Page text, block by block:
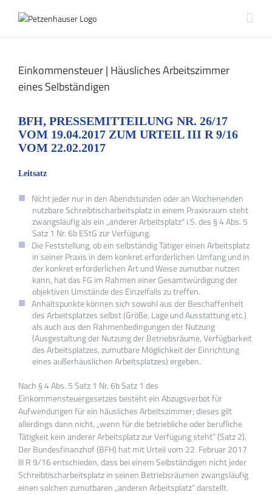
Inhalt
Einkommensteuer | Häusliches Arbeitszimmer
eines Selbständigen
BFH, PRESSEMITTEILUNG NR. 26/17
VOM 19.04.2017 ZUM URTEIL III R 9/16
VOM 22.02.2017
Leitsatz
Nicht jeder nur in den Abendstunden oder an Wochenenden
nutzbare Schreibtischarbeitsplatz in einem Praxisraum steht
zwangsläufig als ein „anderer Arbeitsplatz“ i.S. des § 4 Abs. 5
Satz 1 Nr. 6b EStG zur Verfügung.
Die Feststellung, ob ein selbständig Tätiger einen Arbeitsplatz
in seiner Praxis in dem konkret erforderlichen Umfang und in
der konkret erforderlichen Art und Weise zumutbar nutzen
kann, hat das FG im Rahmen einer Gesamtwürdigung der
objektiven Umstände des Einzelfalls zu treffen.
Anhaltspunkte können sich sowohl aus der Beschaffenheit
des Arbeitsplatzes selbst (Größe, Lage und Ausstattung etc.)
als auch aus den Rahmenbedingungen der Nutzung
(Ausgestaltung der Nutzung der Betriebsräume, Verfügbarkeit
des Arbeitsplatzes, zumutbare Möglichkeit der Einrichtung
eines außerhäuslichen Arbeitsplatzes) ergeben.
Nach § 4 Abs. 5 Satz 1 Nr. 6b Satz 1 des
Einkommensteuergesetzes besteht ein Abzugsverbot für
Aufwendungen für ein häusliches Arbeitszimmer; dieses gilt
allerdings dann nicht, „wenn für die betriebliche oder berufliche
Tätigkeit kein anderer Arbeitsplatz zur Verfügung steht“ (Satz 2).
Der Bundesfinanzhof (BFH) hat mit Urteil vom 22. Februar 2017
III R 9/16 entschieden, dass bei einem Selbständigen nicht jeder
Schreibtischarbeitsplatz in seinen Betriebsräumen zwangsläufig
einen solchen zumutbaren „anderen Arbeitsplatz“ darstellt.